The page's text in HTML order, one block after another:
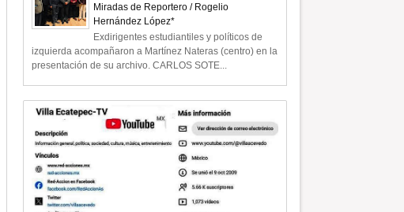
Miradas de Reportero / Rogelio
Hernández López*
Exdirigentes estudiantiles y políticos de
izquierda acompañaron a Martínez Nateras (centro) en la
presentación de su archivo. CARLOS SOTE...